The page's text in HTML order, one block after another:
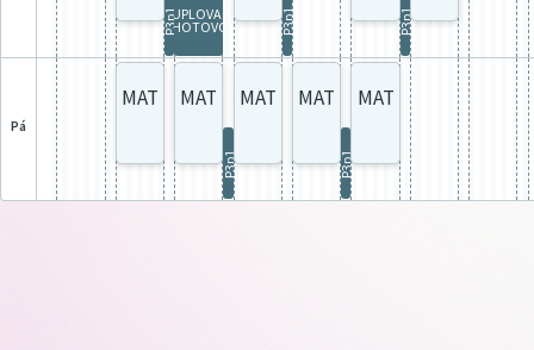
P3p1 P3p1 P3p1
SUPLOVACÍ
POHOTOVOST
pá
MAT MAT MAT MAT MAT
P3p1 P3p1